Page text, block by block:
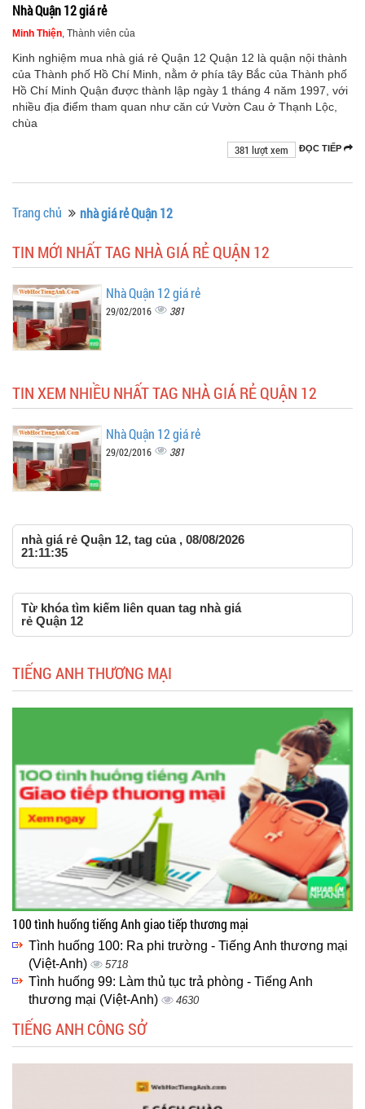
Nhà Quận 12 giá rẻ
Minh Thiện , Thành viên của
Kinh nghiệm mua nhà giá rẻ Quận 12 Quận 12 là quận nội thành
của Thành phố Hồ Chí Minh, nằm ở phía tây Bắc của Thành phố
Hồ Chí Minh Quận được thành lập ngày 1 tháng 4 năm 1997, với
nhiều địa điểm tham quan như căn cứ Vườn Cau ở Thạnh Lộc,
chùa
ĐỌC TIẾP
381 lượt xem
Trang chủ nhà giá rẻ Quận 12
TIN MỚI NHẤT TAG NHÀ GIÁ RẺ QUẬN 12
Nhà Quận 12 giá rẻ
29/02/2016 381
TIN XEM NHIỀU NHẤT TAG NHÀ GIÁ RẺ QUẬN 12
Nhà Quận 12 giá rẻ
29/02/2016 381
nhà giá rẻ Quận 12, tag của , 08/08/2026
21:11:35
Từ khóa tìm kiếm liên quan tag nhà giá
rẻ Quận 12
TIẾNG ANH THƯƠNG MẠI
100 tình huống tiếng Anh giao tiếp thương mại
Tình huống 100: Ra phi trường - Tiếng Anh thương mại
(Việt-Anh)
5718
Tình huống 99: Làm thủ tục trả phòng - Tiếng Anh
thương mại (Việt-Anh)
4630
TIẾNG ANH CÔNG SỞ